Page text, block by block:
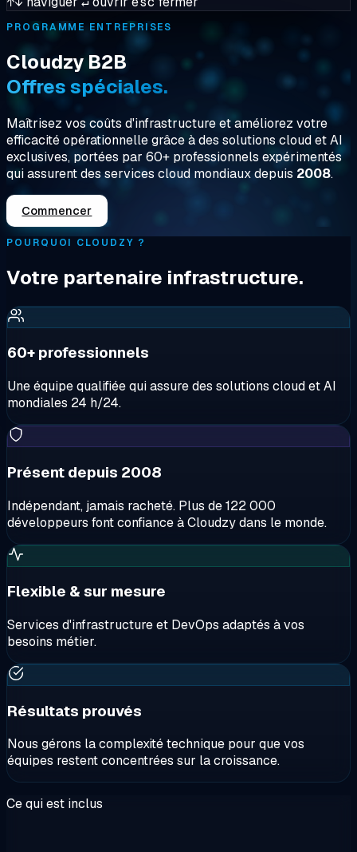
PROGRAMME ENTREPRISES
Cloudzy B2B
Offres spéciales.
Maîtrisez vos coûts d'infrastructure et améliorez votre
efficacité opérationnelle grâce à des solutions cloud et AI
exclusives, portées par 60+ professionnels expérimentés
qui assurent des services cloud mondiaux depuis 2008.
Commencer
POURQUOI CLOUDZY ?
Votre partenaire infrastructure.
60+ professionnels
Une équipe qualifiée qui assure des solutions cloud et AI
mondiales 24 h/24.
Présent depuis 2008
Indépendant, jamais racheté. Plus de 122 000
développeurs font confiance à Cloudzy dans le monde.
Flexible & sur mesure
Services d'infrastructure et DevOps adaptés à vos
besoins métier.
Résultats prouvés
Nous gérons la complexité technique pour que vos
équipes restent concentrées sur la croissance.
Ce qui est inclus